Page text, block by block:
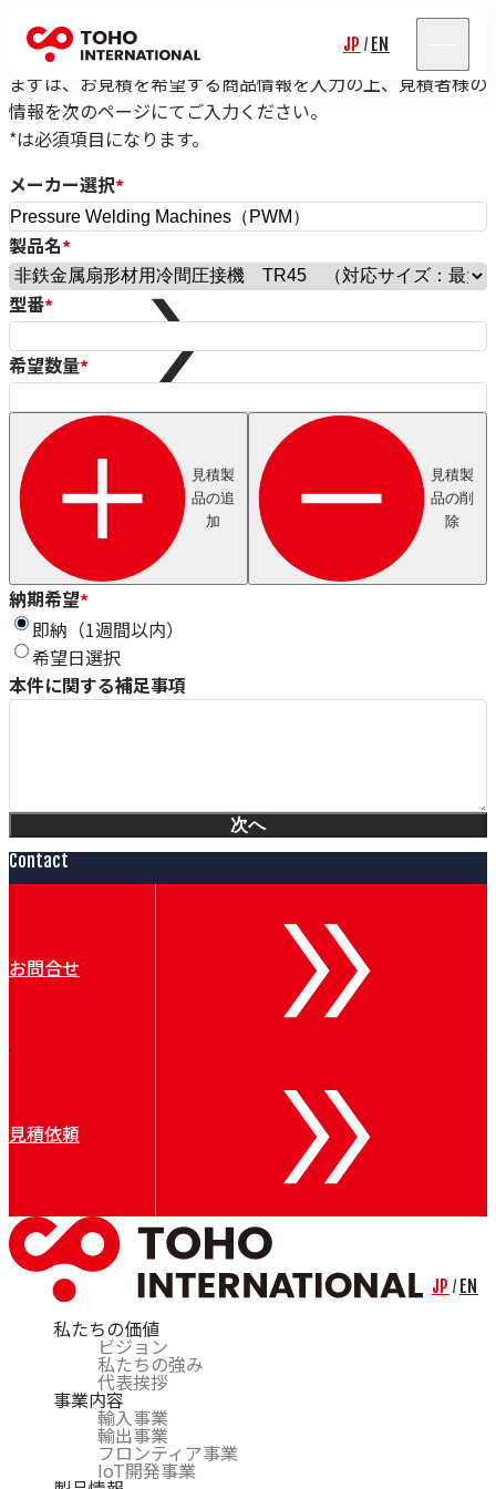
JP / EN
見積依頼フォーム
まずは、お見積を希望する商品情報を入力の上、見積者様の
情報を次のページにてご入力ください。
*は必須項目になります。
メーカー選択*
Rolf Schlicht
Niwar
Pressure Welding Machines（PWM）
エス.エー.ジャパン
Fort Wayne Wire Die
Proton Products
Paramount Die
Axjo
HUESTIS
Sjogren
泉ダイス
GECA-TAPES
Witechs
ピュアオンジャパン
Magnetic Technologies
Mobac
CERSA-MCI
Lian
製品名*
型番*
希望数量*
見積製
品の追
加
見積製
品の削
除
納期希望*
即納（1週間以内）
希望日選択
本件に関する補足事項
次へ
Contact
お問合せ
見積依頼
私たちの価値
ビジョン
私たちの強み
代表挨拶
事業内容
輸入事業
輸出事業
フロンティア事業
IoT開発事業
JP / EN